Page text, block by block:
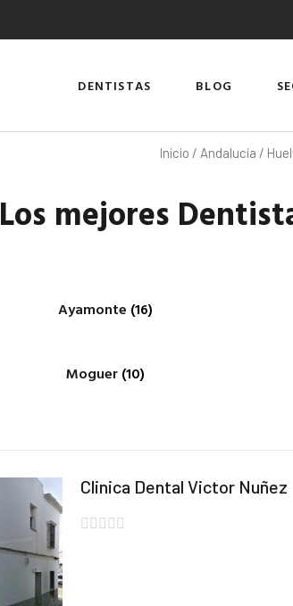
DENTISTAS BLOG
Inicio / Andalucía /
Los mejores
Ayamonte (16)
Moguer (10)
Clinica Dental Victor Nuñez
    